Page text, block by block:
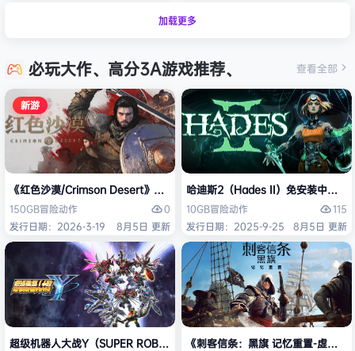
加载更多
必玩大作、高分3A游戏推荐、 查看全部
新游
《红色沙漠/Crimson Desert》免安装中文版
150GB冒险动作
0
发行日期：2026-3-19
8月5日 更新
哈迪斯2（Hades II）免安装中文版
10GB冒险动作
115
发行日期：2025-9-25
8月5日 更新
超级机器人大战Y（SUPER ROBOT WARS Y）免安装中文版
《刺客信条：黑旗 记忆重置-虚拟